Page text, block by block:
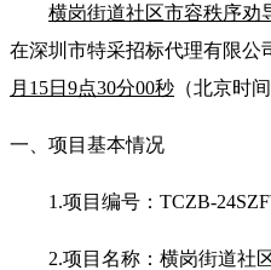
横岗街道社区市容秩序劝
在深圳市特采招标代理有限公
月15日9点30分00秒 （北京时
一、项目基本情况
1.项目编号：TCZB-
2.项目名称：横岗街道社